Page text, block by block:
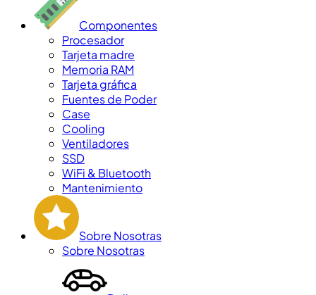
Componentes
Procesador
Tarjeta madre
Memoria RAM
Tarjeta gráfica
Fuentes de Poder
Case
Cooling
Ventiladores
SSD
WiFi & Bluetooth
Mantenimiento
Sobre Nosotras
Sobre Nosotras